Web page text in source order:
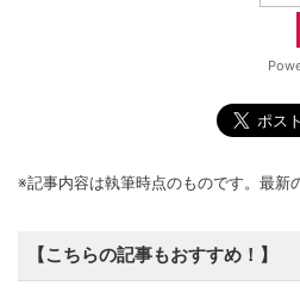
※記事内容は執筆時点のものです。最新
【こちらの記事もおすすめ！】